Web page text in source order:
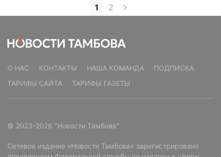
1 2
О НАС КОНТАКТЫ НАША КОМАНДА
ПОДПИСКА
ТАРИФЫ САЙТА
ТАРИФЫ ГАЗЕТЫ
© 2023-2026 "Новости Тамбова"
Сетевое издание «Новости Тамбова» зарегистрировано